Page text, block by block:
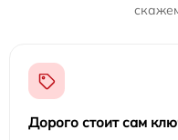
Дорого стоит сам